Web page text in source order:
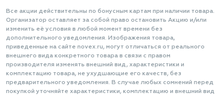
Все акции действительны по бонусным картам при наличии товара.
Организатор оставляет за собой право остановить Акцию и/или
изменить её условия в любой момент времени без
дополнительного уведомления. Изображения товара,
приведенные на сайте novex.ru, могут отличаться от реального
внешнего вида конкретного товара в связи с правом
производителя изменять внешний вид, характеристики и
комплектацию товара, не ухудшающие его качеств, без
предварительного уведомления. В случае любых сомнений перед
покупкой уточняйте характеристики, комплектацию и внешний вид